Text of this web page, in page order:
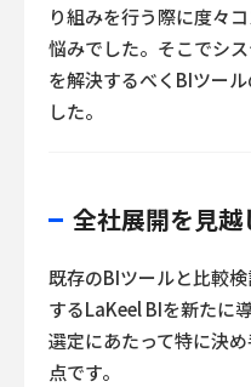
り組みを行う際に度々
悩みでした。そこでシ
を解決するべくBIツー
した。
全社展開を見
既存のBIツールと比較
するLaKeel BIを新たに
選定にあたって特に決
点です。